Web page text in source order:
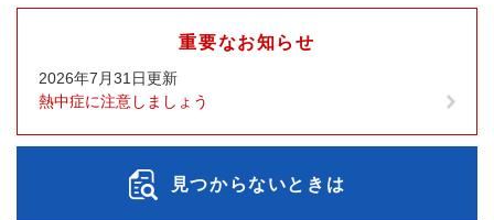
重要なお知らせ
2026年7月31日更新
熱中症に注意しましょう
見つからないときは